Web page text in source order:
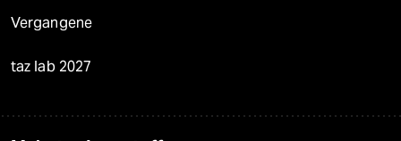
Vergangene
taz lab 2027